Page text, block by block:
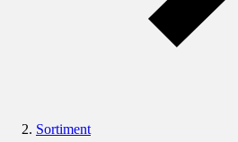
Sortiment